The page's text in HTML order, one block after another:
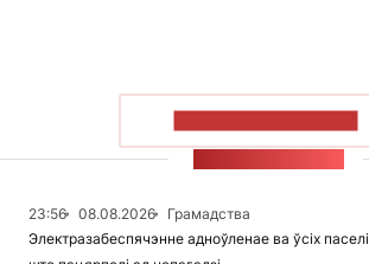
23:56 08.08.2026
Грамадства
Электразабеспячэнне адноўленае ва ўсіх